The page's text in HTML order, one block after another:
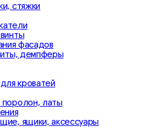
стяжки
фасадов
демпферы
кроватей
латы
ящики, аксессуары